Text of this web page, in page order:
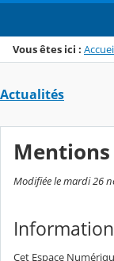
Vous êtes ici :
Actualités
Modifiée le mardi 26
Cet Espace